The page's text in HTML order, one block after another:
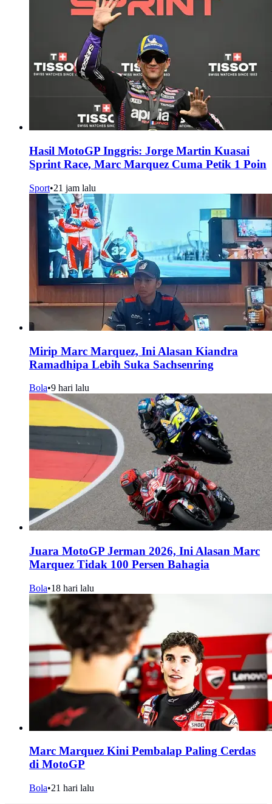
Hasil MotoGP Inggris: Jorge Martin Kuasai
Sprint Race, Marc Marquez Cuma Petik 1 Poin
Sport•21 jam lalu
Mirip Marc Marquez, Ini Alasan Kiandra
Ramadhipa Lebih Suka Sachsenring
Bola•9 hari lalu
Juara MotoGP Jerman 2026, Ini Alasan Marc
Marquez Tidak 100 Persen Bahagia
Bola•18 hari lalu
Marc Marquez Kini Pembalap Paling Cerdas
di MotoGP
Bola•21 hari lalu